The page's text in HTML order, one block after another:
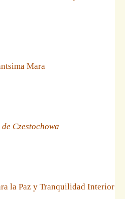
Mara
Czestochowa
la Paz y Tranquilidad Interior